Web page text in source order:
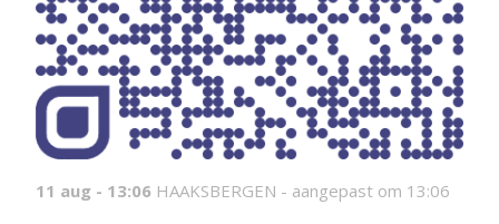
11 aug - 13:06 HAAKSBERGEN - aangepast om 13:06